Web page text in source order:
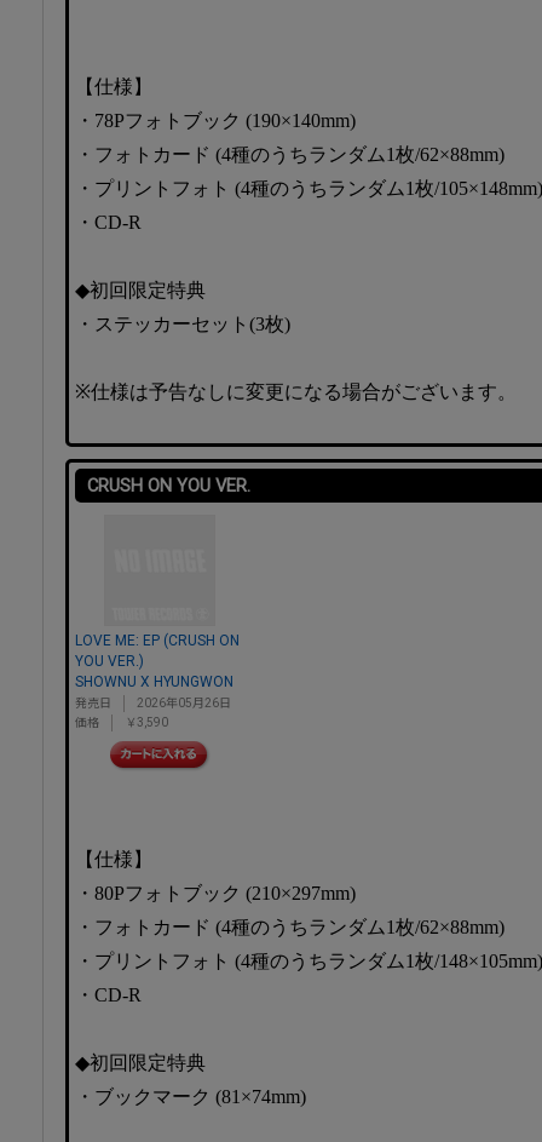
【仕様】
・78Pフォトブック (190×140mm)
・フォトカード (4種のうちランダム1枚/62×88mm)
・プリントフォト (4種のうちランダム1枚/105×148mm)
・CD-R
◆初回限定特典
・ステッカーセット(3枚)
※仕様は予告なしに変更になる場合がございます。
CRUSH ON YOU VER.
LOVE ME: EP (CRUSH ON
YOU VER.)
SHOWNU X HYUNGWON
発売日
2026年05月26日
価格
￥3,590
【仕様】
・80Pフォトブック (210×297mm)
・フォトカード (4種のうちランダム1枚/62×88mm)
・プリントフォト (4種のうちランダム1枚/148×105mm)
・CD-R
◆初回限定特典
・ブックマーク (81×74mm)